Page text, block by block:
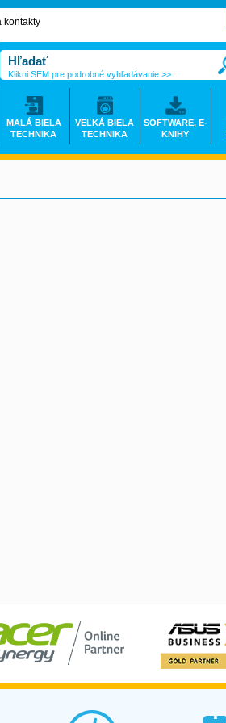
kontakty
Klikni SEM pre podrobné vyhľadávanie >>
MALÁ BIELA
TECHNIKA
VEĽKÁ BIELA
TECHNIKA
SOFTWARE, E-
KNIHY